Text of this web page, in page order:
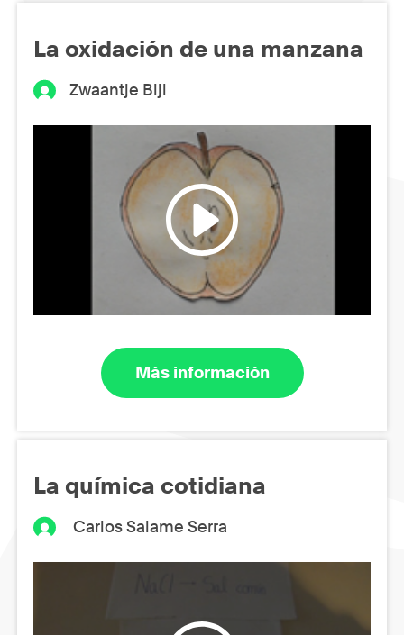
La oxidación de una manzana
Zwaantje Bijl
Más información
La química cotidiana
Carlos Salame Serra